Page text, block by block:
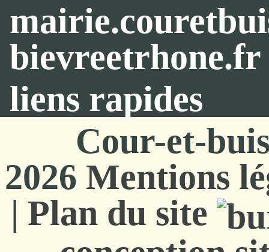
bievreetrhone.fr
liens rapides
Cour-et-
2026 Mentions
| Plan du site